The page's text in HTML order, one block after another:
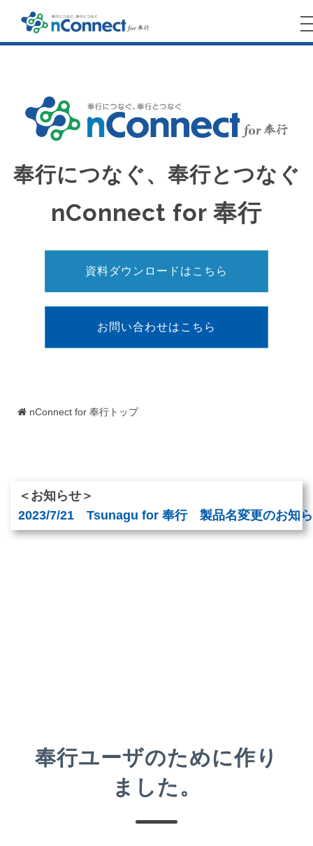
奉行につなぐ、奉行とつなぐ
nConnect for 奉行
資料ダウンロードはこちら
お問い合わせはこちら
nConnect for 奉行トップ
＜お知らせ＞
2023/7/21　Tsunagu for 奉行　製品名変更のお知
奉行ユーザのために作り
ました。